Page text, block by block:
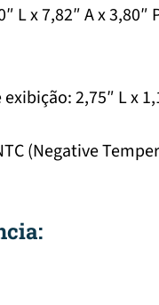
L x 7,82″ A x 3,80″
2,75″ L x
(Negative